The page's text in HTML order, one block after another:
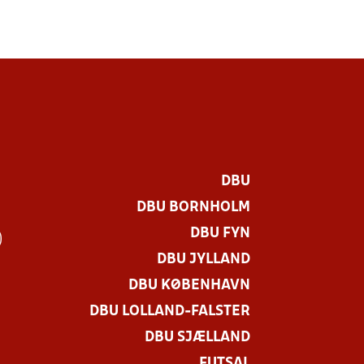
DBU
DBU BORNHOLM
DBU FYN
DBU JYLLAND
DBU KØBENHAVN
DBU LOLLAND-FALSTER
DBU SJÆLLAND